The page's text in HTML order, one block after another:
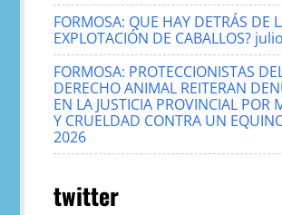
FORMOSA: QUE HAY DETRÁS DE
EXPLOTACIÓN DE CABALLOS?
FORMOSA: PROTECCIONISTAS
DERECHO ANIMAL REITERAN
EN LA JUSTICIA PROVINCIAL POR
Y CRUELDAD CONTRA UN
2026
twitter